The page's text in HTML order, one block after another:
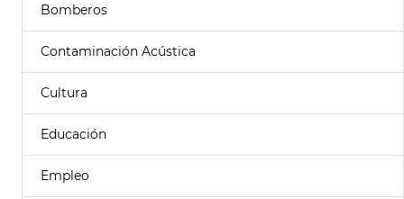
Bomberos
Contaminación Acústica
Cultura
Educación
Empleo